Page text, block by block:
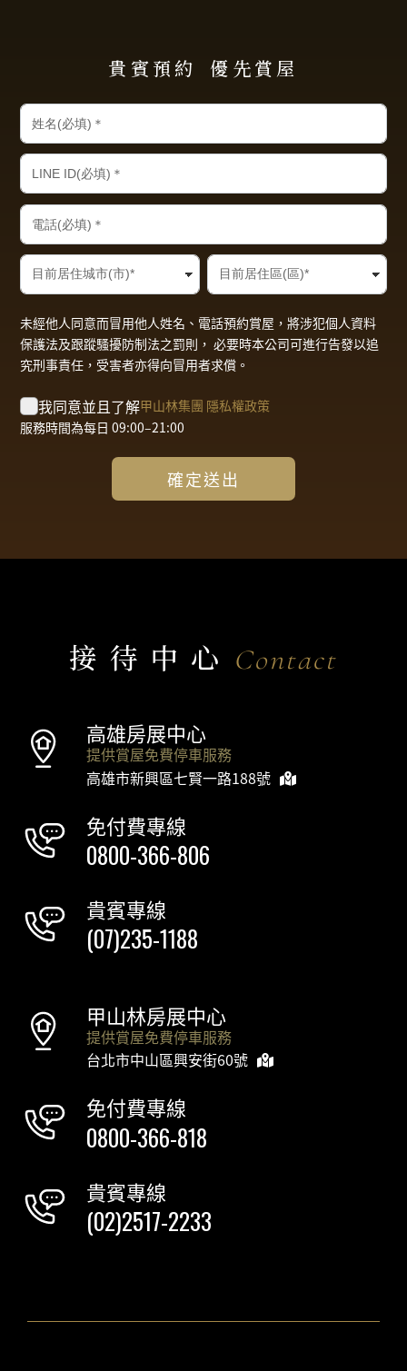
貴賓預約 優先賞屋
未經他人同意而冒用他人姓名、電話預約賞屋，將涉犯個人資料
保護法及跟蹤騷擾防制法之罰則， 必要時本公司可進行告發以追
究刑事責任，受害者亦得向冒用者求償。
我同意並且了解甲山林集團 隱私權政策
服務時間為每日 09:00–21:00
確定送出
接待中心 Contact
高雄房展中心
提供賞屋免費停車服務
高雄市新興區七賢一路188號
免付費專線
0800-366-806
貴賓專線
(07)235-1188
甲山林房展中心
提供賞屋免費停車服務
台北市中山區興安街60號
免付費專線
0800-366-818
貴賓專線
(02)2517-2233